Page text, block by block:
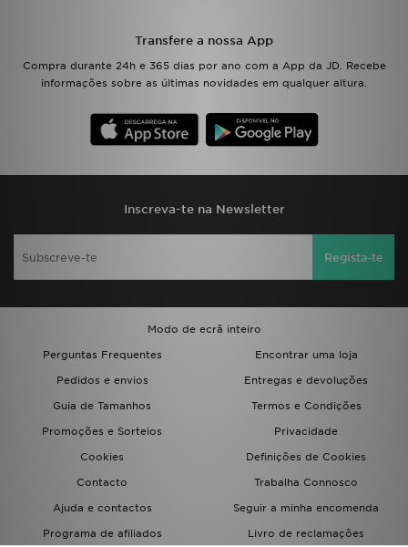
Transfere a nossa App
Compra durante 24h e 365 dias por ano com a App da JD. Recebe
informações sobre as últimas novidades em qualquer altura.
Inscreva-te na Newsletter
Regista-te
Modo de ecrã inteiro
Perguntas Frequentes
Encontrar uma loja
Pedidos e envios
Entregas e devoluções
Guia de Tamanhos
Termos e Condições
Promoções e Sorteios
Privacidade
Cookies
Definições de Cookies
Contacto
Trabalha Connosco
Ajuda e contactos
Seguir a minha encomenda
Programa de afiliados
Livro de reclamações
FAZ DOWNLOAD DA APP